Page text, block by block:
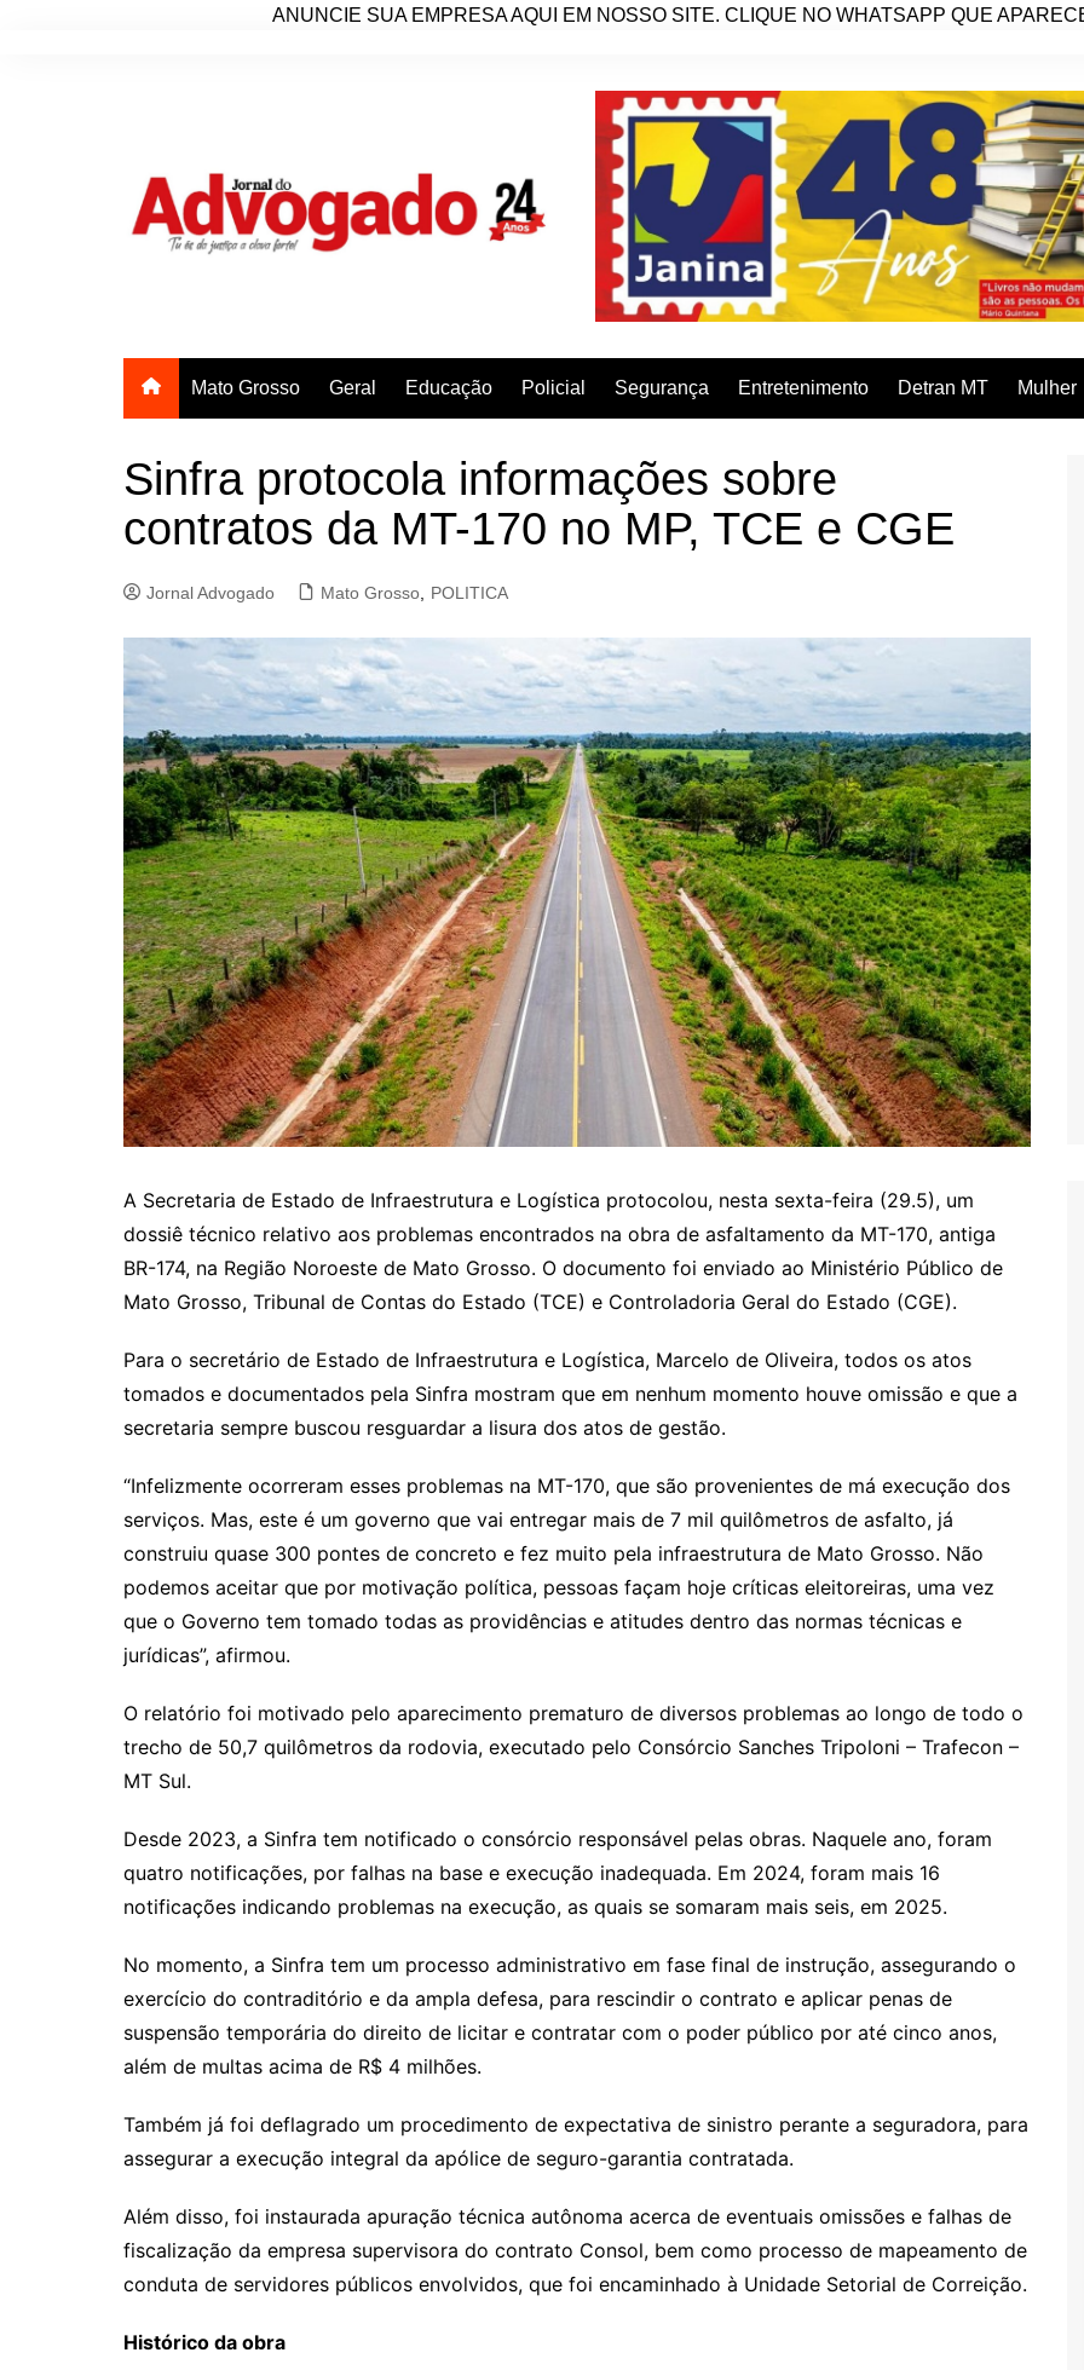
ANUNCIE SUA EMPRESA AQUI EM NOSSO SITE. CLIQUE NO WHATSAPP QUE
Mato Grosso Geral Educação Policial Segurança Entretenimento Detran MT Mulher
Sinfra protocola informações sobre
contratos da MT-170 no MP, TCE e CGE
Jornal Advogado Mato Grosso POLITICA
A Secretaria de Estado de Infraestrutura e Logística protocolou, nesta sexta-feira (29.5), um
dossiê técnico relativo aos problemas encontrados na obra de asfaltamento da MT-170, antiga
BR-174, na Região Noroeste de Mato Grosso. O documento foi enviado ao Ministério Público de
Mato Grosso, Tribunal de Contas do Estado (TCE) e Controladoria Geral do Estado (CGE).
Para o secretário de Estado de Infraestrutura e Logística, Marcelo de Oliveira, todos os atos
tomados e documentados pela Sinfra mostram que em nenhum momento houve omissão e que a
secretaria sempre buscou resguardar a lisura dos atos de gestão.
“Infelizmente ocorreram esses problemas na MT-170, que são provenientes de má execução dos
serviços. Mas, este é um governo que vai entregar mais de 7 mil quilômetros de asfalto, já
construiu quase 300 pontes de concreto e fez muito pela infraestrutura de Mato Grosso. Não
podemos aceitar que por motivação política, pessoas façam hoje críticas eleitoreiras, uma vez
que o Governo tem tomado todas as providências e atitudes dentro das normas técnicas e
jurídicas”, afirmou.
O relatório foi motivado pelo aparecimento prematuro de diversos problemas ao longo de todo o
trecho de 50,7 quilômetros da rodovia, executado pelo Consórcio Sanches Tripoloni – Trafecon –
MT Sul.
Desde 2023, a Sinfra tem notificado o consórcio responsável pelas obras. Naquele ano, foram
quatro notificações, por falhas na base e execução inadequada. Em 2024, foram mais 16
notificações indicando problemas na execução, as quais se somaram mais seis, em 2025.
No momento, a Sinfra tem um processo administrativo em fase final de instrução, assegurando o
exercício do contraditório e da ampla defesa, para rescindir o contrato e aplicar penas de
suspensão temporária do direito de licitar e contratar com o poder público por até cinco anos,
além de multas acima de R$ 4 milhões.
Também já foi deflagrado um procedimento de expectativa de sinistro perante a seguradora, para
assegurar a execução integral da apólice de seguro-garantia contratada.
Além disso, foi instaurada apuração técnica autônoma acerca de eventuais omissões e falhas de
fiscalização da empresa supervisora do contrato Consol, bem como processo de mapeamento de
conduta de servidores públicos envolvidos, que foi encaminhado à Unidade Setorial de Correição.
Histórico da obra